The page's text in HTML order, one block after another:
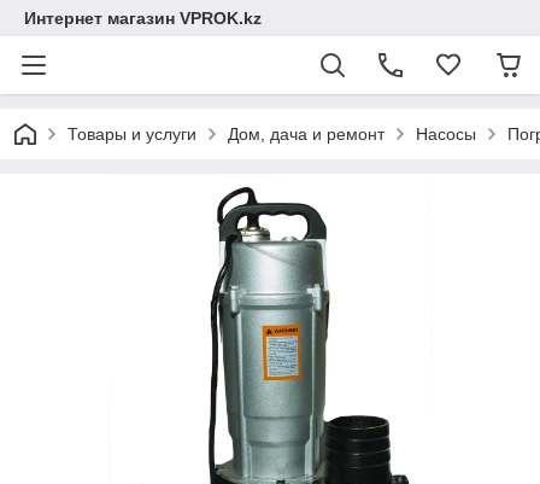
Интернет магазин VPROK.kz
Товары и услуги Дом, дача и ремонт Насосы